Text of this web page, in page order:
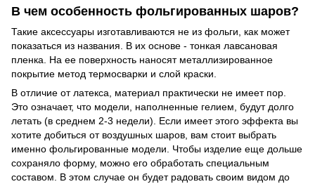
В чем особенность фольгированных шаров?
Такие аксессуары изготавливаются не из фольги, как может
показаться из названия. В их основе - тонкая лавсановая
пленка. На ее поверхность наносят металлизированное
покрытие метод термосварки и слой краски.
В отличие от латекса, материал практически не имеет пор.
Это означает, что модели, наполненные гелием, будут долго
летать (в среднем 2-3 недели). Если имеет этого эффекта вы
хотите добиться от воздушных шаров, вам стоит выбрать
именно фольгированные модели. Чтобы изделие еще дольше
сохраняло форму, можно его обработать специальным
составом. В этом случае он будет радовать своим видом до